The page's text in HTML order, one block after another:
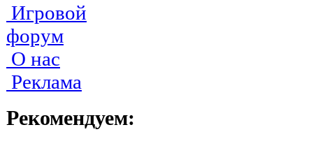
Игровой
форум
О нас
Реклама
Рекомендуем: